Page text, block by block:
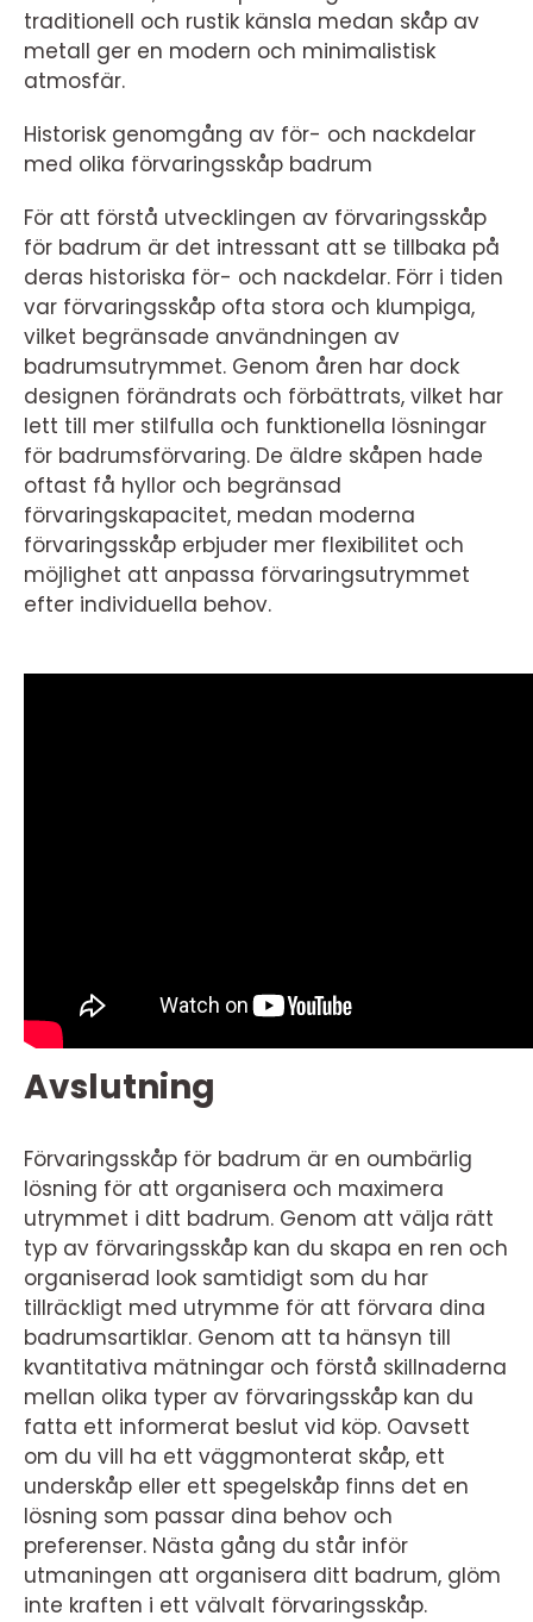
traditionell och rustik känsla medan skåp av
metall ger en modern och minimalistisk
atmosfär.
Historisk genomgång av för- och nackdelar
med olika förvaringsskåp badrum
För att förstå utvecklingen av förvaringsskåp
för badrum är det intressant att se tillbaka på
deras historiska för- och nackdelar. Förr i tiden
var förvaringsskåp ofta stora och klumpiga,
vilket begränsade användningen av
badrumsutrymmet. Genom åren har dock
designen förändrats och förbättrats, vilket har
lett till mer stilfulla och funktionella lösningar
för badrumsförvaring. De äldre skåpen hade
oftast få hyllor och begränsad
förvaringskapacitet, medan moderna
förvaringsskåp erbjuder mer flexibilitet och
möjlighet att anpassa förvaringsutrymmet
efter individuella behov.
Avslutning
Förvaringsskåp för badrum är en oumbärlig
lösning för att organisera och maximera
utrymmet i ditt badrum. Genom att välja rätt
typ av förvaringsskåp kan du skapa en ren och
organiserad look samtidigt som du har
tillräckligt med utrymme för att förvara dina
badrumsartiklar. Genom att ta hänsyn till
kvantitativa mätningar och förstå skillnaderna
mellan olika typer av förvaringsskåp kan du
fatta ett informerat beslut vid köp. Oavsett
om du vill ha ett väggmonterat skåp, ett
underskåp eller ett spegelskåp finns det en
lösning som passar dina behov och
preferenser. Nästa gång du står inför
utmaningen att organisera ditt badrum, glöm
inte kraften i ett välvalt förvaringsskåp.